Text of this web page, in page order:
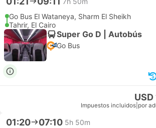
Go Bus El Wataneya, Sharm El Sheikh
Tahrir, El Cairo
Super Go D | Autobús
Go Bus
USD
Impuestos incluidos por
01:20 07:10 5h 50m